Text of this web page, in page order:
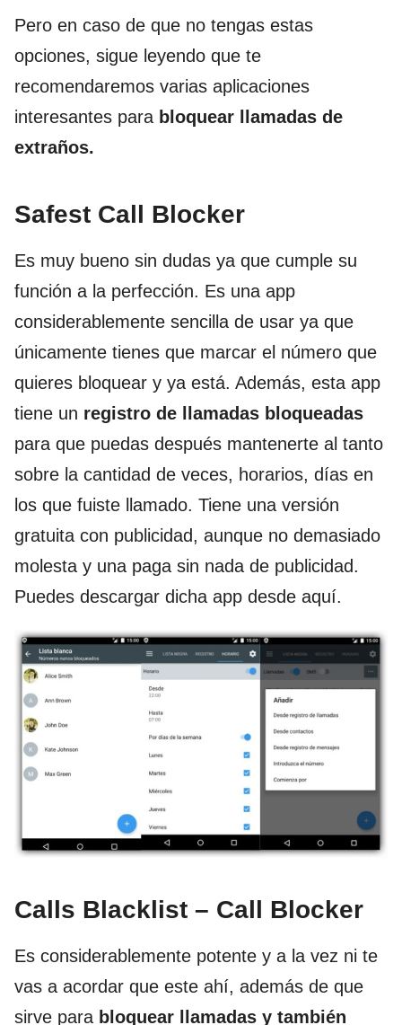
Pero en caso de que no tengas estas
opciones, sigue leyendo que te
recomendaremos varias aplicaciones
interesantes para bloquear llamadas de
extraños.
Safest Call Blocker
Es muy bueno sin dudas ya que cumple su
función a la perfección. Es una app
considerablemente sencilla de usar ya que
únicamente tienes que marcar el número que
quieres bloquear y ya está. Además, esta app
tiene un registro de llamadas bloqueadas
para que puedas después mantenerte al tanto
sobre la cantidad de veces, horarios, días en
los que fuiste llamado. Tiene una versión
gratuita con publicidad, aunque no demasiado
molesta y una paga sin nada de publicidad.
Puedes descargar dicha app desde aquí.
Calls Blacklist – Call Blocker
Es considerablemente potente y a la vez ni te
vas a acordar que este ahí, además de que
sirve para bloquear llamadas y también